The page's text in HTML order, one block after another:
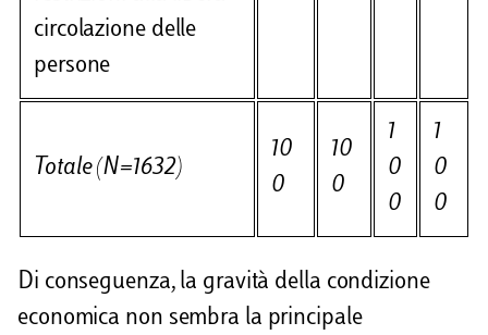
circolazione delle
persone
Totale (N=1632)
10
0
10
0
1
0
0
1
0
0
Di conseguenza, la gravità della condizione
economica non sembra la principale